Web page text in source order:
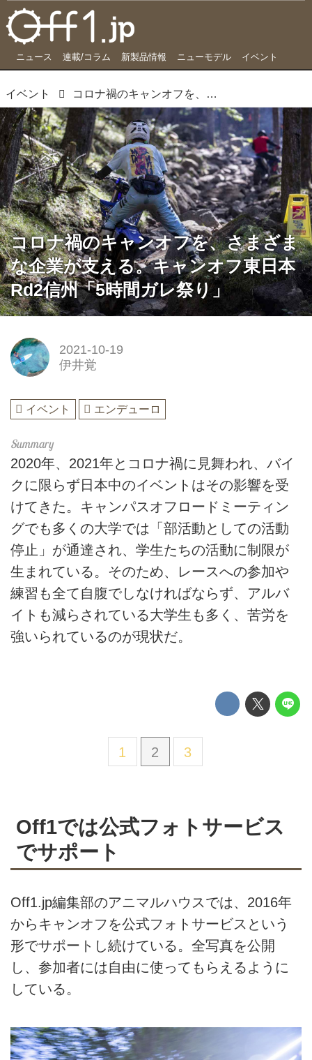
ニュース 連載/コラム 新製品情報 ニューモデル イベント
イベント コロナ禍のキャンオフを、さまざまな企業が支える。キャンオフ東日本Rd2信州「5時間ガレ祭り」
コロナ禍のキャンオフを、さまざま
な企業が支える。キャンオフ東日本
Rd2信州「5時間ガレ祭り」
2021-10-19
伊井覚
イベント エンデューロ
2020年、2021年とコロナ禍に見舞われ、バイ
クに限らず日本中のイベントはその影響を受
けてきた。キャンパスオフロードミーティン
グでも多くの大学では「部活動としての活動
停止」が通達され、学生たちの活動に制限が
生まれている。そのため、レースへの参加や
練習も全て自腹でしなければならず、アルバ
イトも減らされている大学生も多く、苦労を
強いられているのが現状だ。
1 2 3
Off1では公式フォトサービス
でサポート
Off1.jp編集部のアニマルハウスでは、2016年
からキャンオフを公式フォトサービスという
形でサポートし続けている。全写真を公開
し、参加者には自由に使ってもらえるように
している。